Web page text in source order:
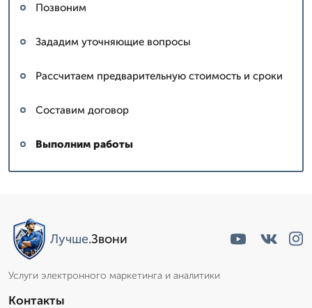
Позвоним
Зададим уточняющие вопросы
Рассчитаем предварительную стоимость и сроки
Составим договор
Выполним работы
Лучше.Звони
Услуги электронного маркетинга и аналитики
Контакты